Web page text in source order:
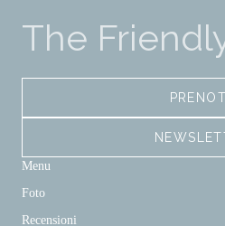
The
Menu
Foto
Recensioni